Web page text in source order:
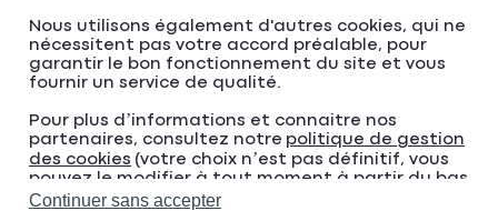
Nous utilisons également d'autres cookies, qui ne
nécessitent pas votre accord préalable, pour
garantir le bon fonctionnement du site et vous
fournir un service de qualité.
Pour plus d’informations et connaitre nos
partenaires, consultez notre politique de gestion
des cookies (votre choix n’est pas définitif, vous
pouvez le modifier à tout moment à partir du bas
de page de notre site).
Continuer sans accepter